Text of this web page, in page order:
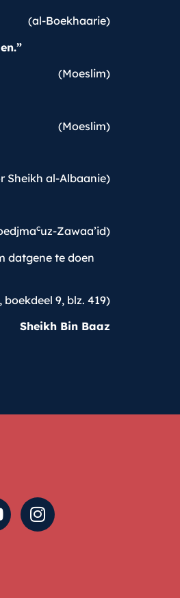
(al-Boekhaarie)
(Moeslim)
(Moeslim)
Sheikh al-Albaanie)
cuz-Zawaa’id)
datgene te doen
boekdeel 9, blz. 419)
Sheikh Bin Baaz